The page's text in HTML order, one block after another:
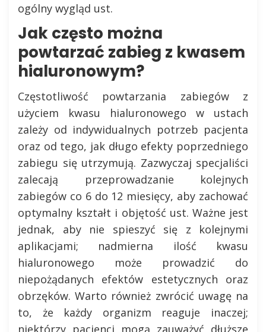
ogólny wygląd ust.
Jak często można
powtarzać zabieg z kwasem
hialuronowym?
Częstotliwość powtarzania zabiegów z
użyciem kwasu hialuronowego w ustach
zależy od indywidualnych potrzeb pacjenta
oraz od tego, jak długo efekty poprzedniego
zabiegu się utrzymują. Zazwyczaj specjaliści
zalecają przeprowadzanie kolejnych
zabiegów co 6 do 12 miesięcy, aby zachować
optymalny kształt i objętość ust. Ważne jest
jednak, aby nie spieszyć się z kolejnymi
aplikacjami; nadmierna ilość kwasu
hialuronowego może prowadzić do
niepożądanych efektów estetycznych oraz
obrzęków. Warto również zwrócić uwagę na
to, że każdy organizm reaguje inaczej;
niektórzy pacjenci mogą zauważyć dłuższe